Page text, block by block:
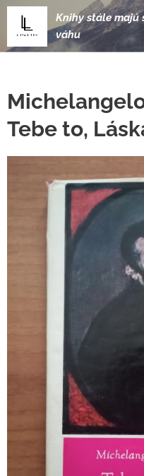
Knihy stále majú
váhu
Tebe to,